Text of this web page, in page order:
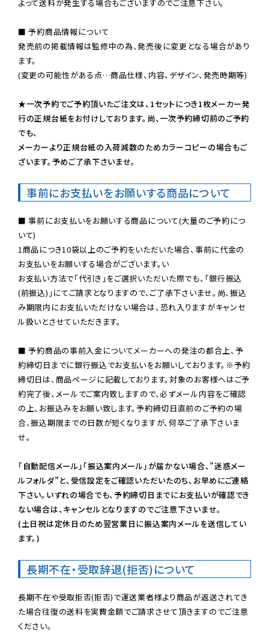
よって送料が発生する場合もございますのでご注意下さい。
■ 予約商品情報について
発売前の掲載情報は監修中の為、発売後に変更となる場合があり
ます。
(変更の可能性がある点…商品仕様、内容、デザイン、発売時期等)
★一次予約でご予約頂いたご注文は、1セットにつき1枚メーカー発
行の正規台紙をお付けしております。尚、一次予約締切前のご予約
でも、
メーカーより正規台紙の入荷減数のためカラーコピーの場合もご
ざいます。予めご了承下さいませ。
事前にお支払いをお願いする商品について
■ 事前にお支払いをお願いする商品について(大量のご予約につ
いて)
1商品につき10袋以上のご予約をいただいた場合、事前に代金の
お支払いをお願いする場合がございます。い
お支払い方法で「代引き」をご選択いただいた際でも、「銀行振込
(前振込)」にてご請求となりますので、ご了承下さいませ。尚、振込
み期限内にお支払いただけない場合は、恐れ入りますがキャンセ
ル扱いとさせていただきます。
■ 予約商品の事前入金についてメーカーへの発注の都合上、予
約締切日までに銀行振込でお支払いをお願いしております。※予約
締切日は、商品ページに記載しております。対象のお客様へはご予
約完了後、メールでご案内致しますので、必ずメール内容をご確認
の上、お振込みをお願い致します。予約締切日直前のご予約の場
合、振込期限までの日数が短くなりますが、何卒ご了承下さいま
せ。
「自動配信メール」「振込案内メール」が届かない場合、”迷惑メー
ルフォルダ”と、受信設定をご確認いただいたのち、お早めにご連絡
下さい。いずれの場合でも、予約締切日までにお支払いが確認でき
ない場合は、キャンセルとなりますのでご注意下さいませ。
(土日祝は定休日のため翌営業日に振込案内メールを送信してい
ます。)
長期不在・受取辞退(拒否)について
長期不在や受取拒否(拒否)で運送業者様より商品が返送されてき
た場合往復の送料を実費金額でご請求させて頂きますのでご注意
ください。